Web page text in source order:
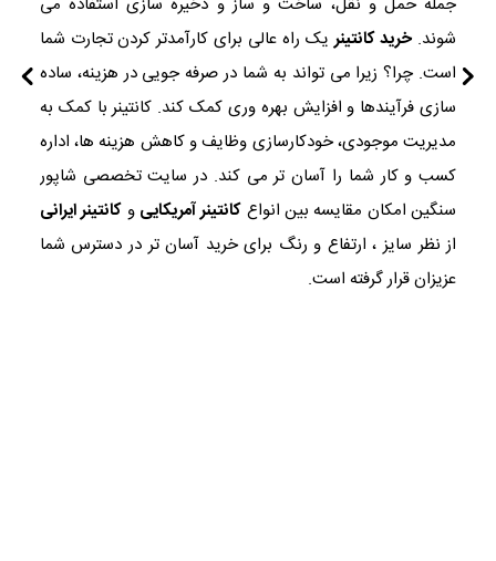
شوند.خرید کانتینریک راه عالی برای کارآمدتر کردن تجارت شما
است. چرا؟ زیرا می تواند به شما در صرفه جویی در هزینه، ساده
سازی فرآیندها و افزایش بهره وری کمک کند. کانتینر با کمک به
مدیریت موجودی، خودکارسازی وظایف و کاهش هزینه ها، اداره
کسب و کار شما را آسان تر می کند. در سایت تخصصی شاپور
سنگین امکان مقایسه بین انواع کانتینر آمریکایی و کانتینر ایرانی
از نظر سایز ، ارتفاع و رنگ برای خرید آسان تر در دسترس شما
عزیزان قرار گرفته است.